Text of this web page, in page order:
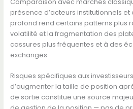
Comparaison avec marchés
présence d’acteurs institutionnels et
profond rend certains patterns plus
volatilité et la fragmentation des
cassures plus fréquentes et à des
exchanges.
Risques spécifiques aux
d’augmenter la taille de position
de sortie constitue une source